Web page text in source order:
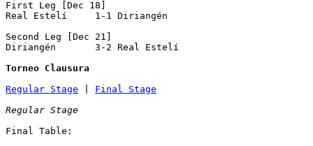
First Leg [Dec 18]
Real Estelí     1-1 Diriangén
Second Leg [Dec 21]
Diriangén       3-2 Real Estelí
Torneo Clausura
Regular Stage
Final Stage
Regular Stage
Final Table: